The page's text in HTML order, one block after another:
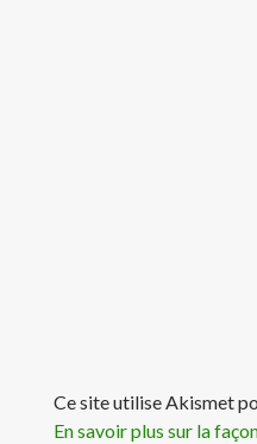
Ce site utilise Akismet
En savoir plus sur la